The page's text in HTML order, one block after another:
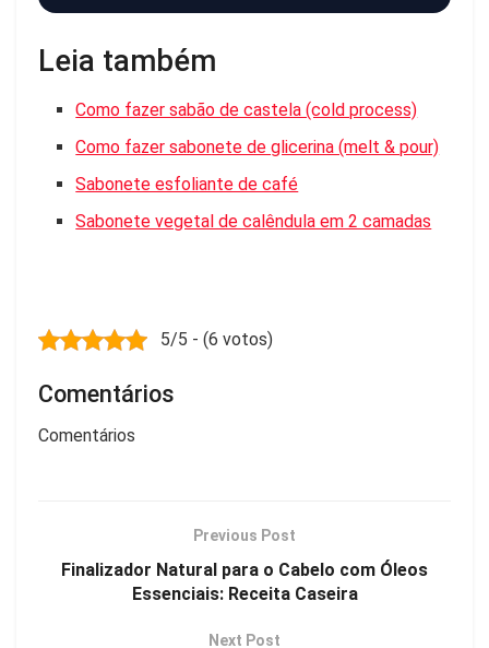
Leia também
Como fazer sabão de castela (cold process)
Como fazer sabonete de glicerina (melt & pour)
Sabonete esfoliante de café
Sabonete vegetal de calêndula em 2 camadas
5/5 - (6 votos)
Comentários
Comentários
Previous Post
Finalizador Natural para o Cabelo com Óleos
Essenciais: Receita Caseira
Next Post